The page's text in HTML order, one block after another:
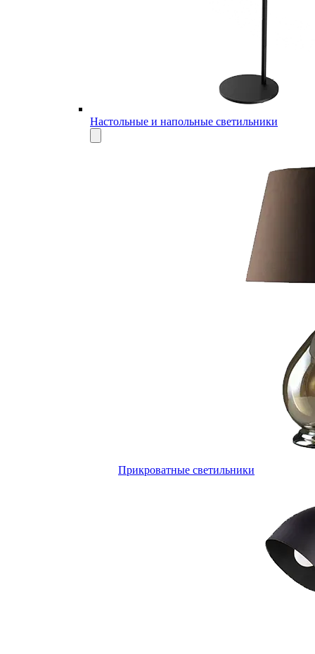
Настольные и напольные светильники
Прикроватные светильники